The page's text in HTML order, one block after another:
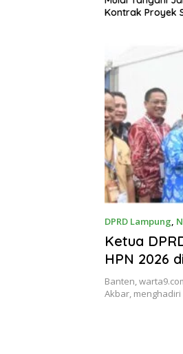
Perkuat
DPRD Lampung,
Ketua
HPN 2026
Banten,
Akbar,